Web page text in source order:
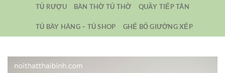
TỦ RƯỢU BÀN THỜ TỦ THỜ QUẦY TIẾP TÂN
TỦ BÀY HÀNG – TỦ SHOP GHẾ BỐ GIƯỜNG XẾP